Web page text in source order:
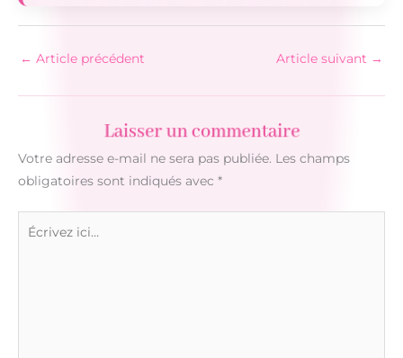
← Article précédent Article suivant →
Laisser un commentaire
Votre adresse e-mail ne sera pas publiée. Les champs
obligatoires sont indiqués avec *